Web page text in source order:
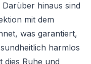
hinaus sind
mit dem
was garantiert,
harmlos
dies Ruhe und